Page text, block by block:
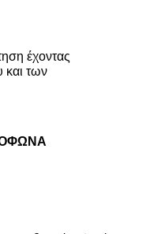
έχοντας
και των